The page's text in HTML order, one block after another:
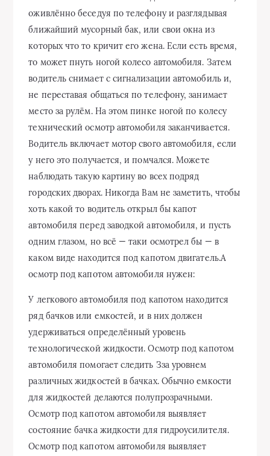
оживлённо беседуя по телефону и разглядывая
ближайший мусорный бак, или свои окна из
которых что то кричит его жена. Если есть время,
то может пнуть ногой колесо автомобиля. Затем
водитель снимает с сигнализации автомобиль и,
не переставая общаться по телефону, занимает
место за рулём. На этом пинке ногой по колесу
технический осмотр автомобиля заканчивается.
Водитель включает мотор свого автомобиля, если
у него это получается, и помчался. Можете
наблюдать такую картину во всех подряд
городских дворах. Никогда Вам не заметить, чтобы
хоть какой то водитель открыл бы капот
автомобиля перед заводкой автомобиля, и пусть
одним глазом, но всё — таки осмотрел бы — в
каком виде находится под капотом двигатель.А
осмотр под капотом автомобиля нужен:
У легкового автомобиля под капотом находится
ряд бачков или емкостей, и в них должен
удерживаться определённый уровень
технологической жидкости. Осмотр под капотом
автомобиля помогает следить Зза уровнем
различных жидкостей в бачках. Обычно емкости
для жидкостей делаются полупрозрачными.
Осмотр под капотом автомобиля выявляет
состояние бачка жидкости для гидроусилителя.
Осмотр под капотом автомобиля выявляет